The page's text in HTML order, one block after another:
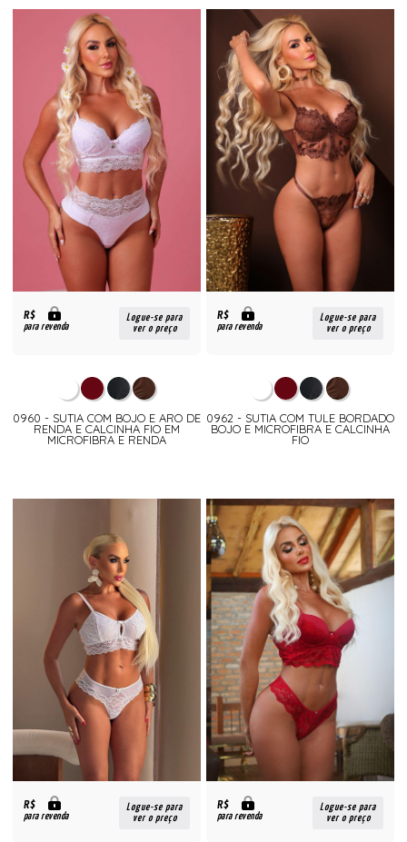
R$
para revenda
Logue-se para
ver o preço
0960 - SUTIA COM BOJO E ARO DE
RENDA E CALCINHA FIO EM
MICROFIBRA E RENDA
R$
para revenda
Logue-se para
ver o preço
0962 - SUTIA COM TULE BORDADO
BOJO E MICROFIBRA E CALCINHA
FIO
R$
para revenda
Logue-se para
ver o preço
R$
para revenda
Logue-se para
ver o preço